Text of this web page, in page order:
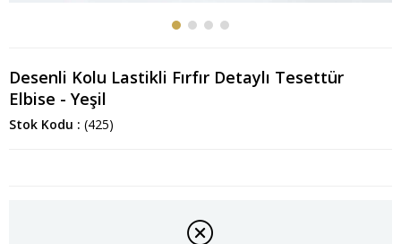
Desenli Kolu Lastikli Fırfır Detaylı Tesettür
Elbise - Yeşil
Stok Kodu (425)